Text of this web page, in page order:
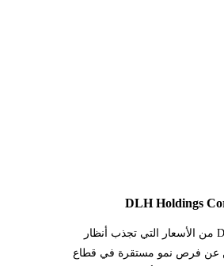
يُعد سعر سهم DLHC من الأسعار التي تجذب أنظار
عن فرص نمو مستقرة في قطاع